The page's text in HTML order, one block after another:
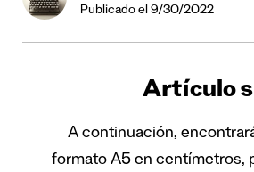
Publicado el 9/30/2022
Artículo
A continuación,
formato A5 en centímetros,